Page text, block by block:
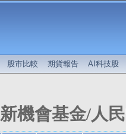
股市比較 期貨報告 AI科技股
機會基金/人